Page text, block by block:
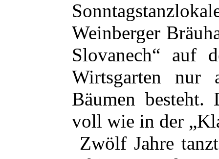
Weinberger
Slovanech“ auf
Wirtsgarten nur
Bäumen
voll wie in der
Zwölf Jahre